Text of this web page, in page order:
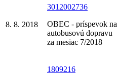
8. 8. 2018
3012002736
OBEC - príspevok na
autobusovú dopravu
za mesiac 7/2018
1809216